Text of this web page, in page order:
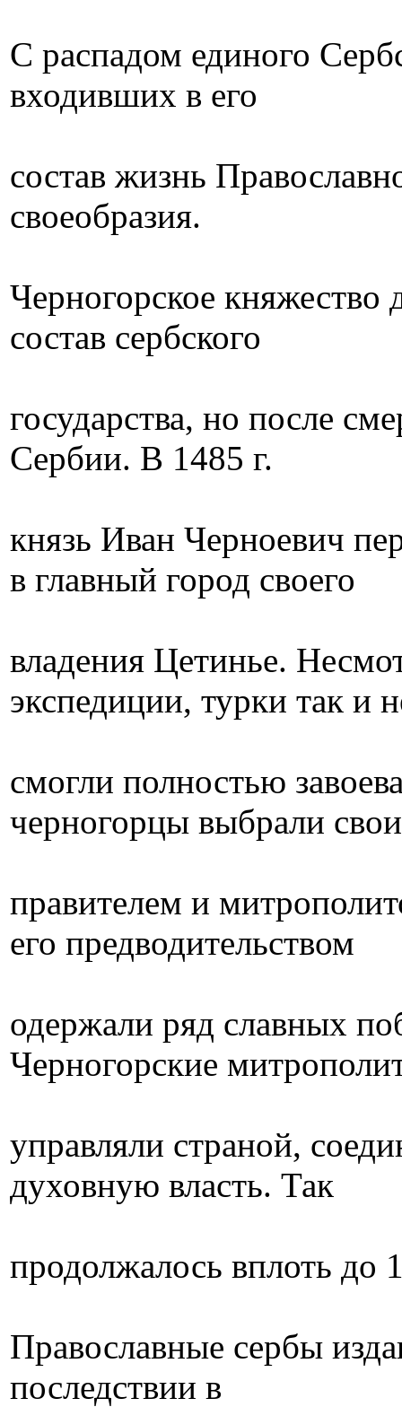
С распадом единого
входивших в его
состав жизнь
своеобразия.
Черногорское
состав сербского
государства, но после
Сербии. В 1485 г.
князь Иван Черноевич
в главный город своего
владения Цетинье.
экспедиции, турки так и
смогли полностью
черногорцы выбрали
правителем и
его предводительством
одержали ряд славных
Черногорские
управляли страной,
духовную власть. Так
продолжалось вплоть до
Православные сербы
последствии в